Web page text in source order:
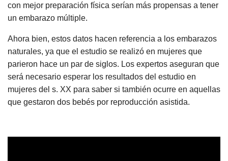
con mejor preparación física serían más propensas a tener
un embarazo múltiple.
Ahora bien, estos datos hacen referencia a los embarazos
naturales, ya que el estudio se realizó en mujeres que
parieron hace un par de siglos. Los expertos aseguran que
será necesario esperar los resultados del estudio en
mujeres del s. XX para saber si también ocurre en aquellas
que gestaron dos bebés por reproducción asistida.